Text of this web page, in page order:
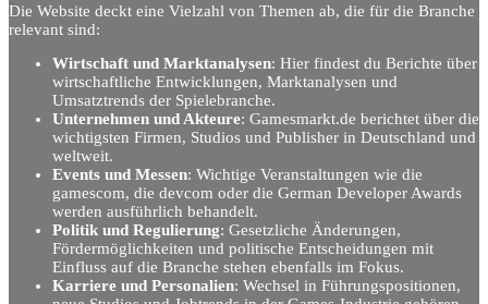
Die Website deckt eine Vielzahl von Themen ab, die für die Branche
relevant sind:
Wirtschaft und Marktanalysen: Hier findest du Berichte über
wirtschaftliche Entwicklungen, Marktanalysen und
Umsatztrends der Spielebranche.
Unternehmen und Akteure: Gamesmarkt.de berichtet über die
wichtigsten Firmen, Studios und Publisher in Deutschland und
weltweit.
Events und Messen: Wichtige Veranstaltungen wie die
gamescom, die devcom oder die German Developer Awards
werden ausführlich behandelt.
Politik und Regulierung: Gesetzliche Änderungen,
Fördermöglichkeiten und politische Entscheidungen mit
Einfluss auf die Branche stehen ebenfalls im Fokus.
Karriere und Personalien: Wechsel in Führungspositionen,